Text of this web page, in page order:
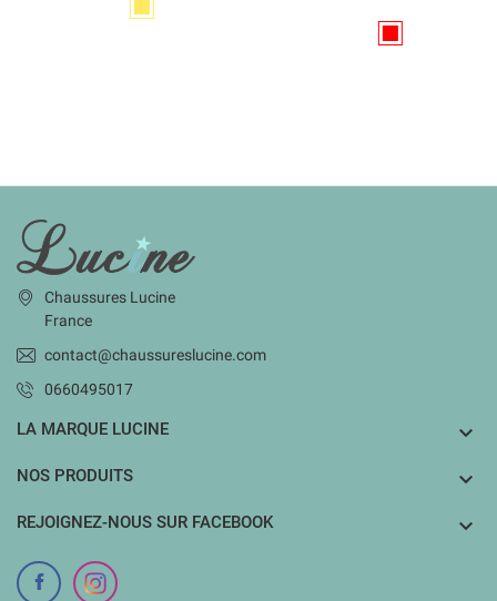
INFORMATIONS
Chaussures Lucine
France
contact@chaussureslucine.com
0660495017
LA MARQUE LUCINE 
NOS PRODUITS 
REJOIGNEZ-NOUS SUR FACEBOOK 